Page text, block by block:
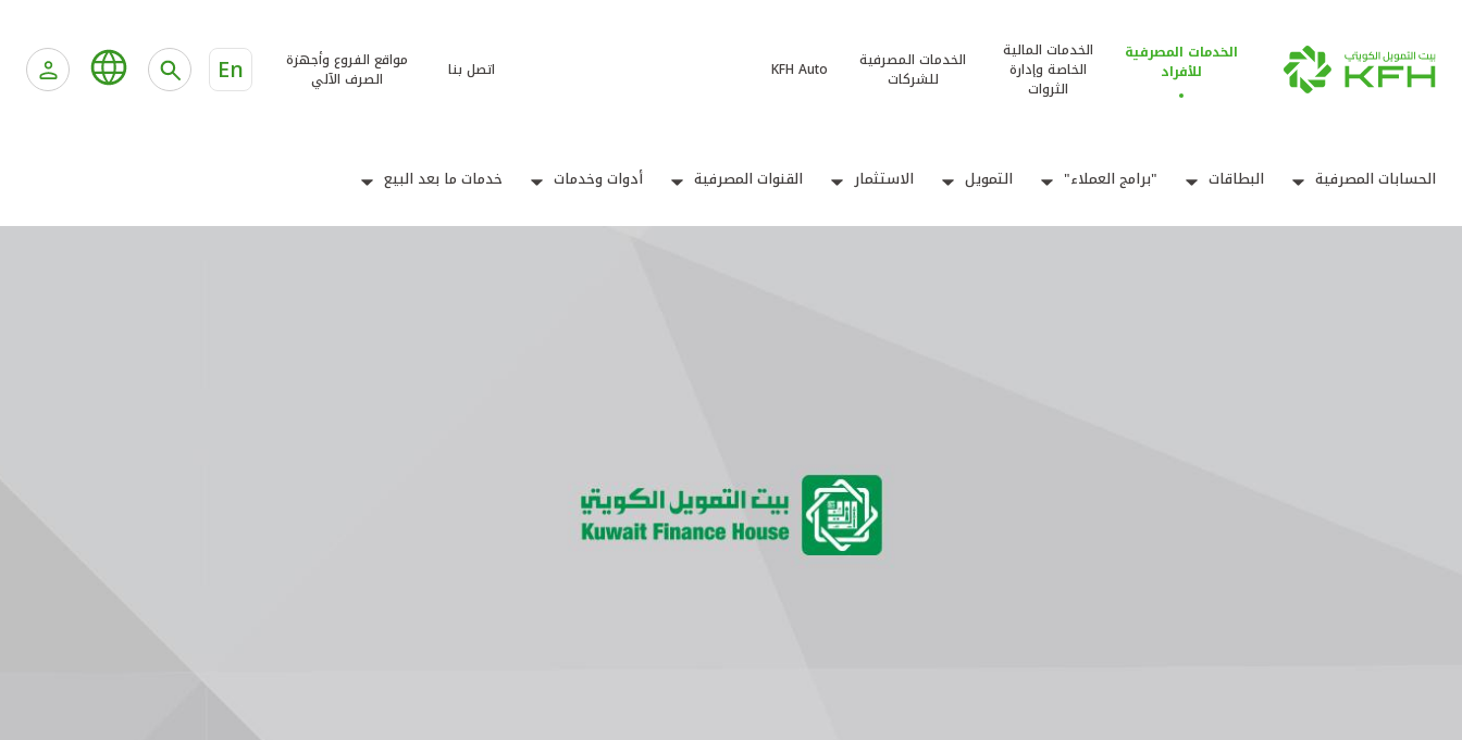
الخدمات المصرفية
للأفراد
الخدمات المالية
الخاصة وإدارة
الثروات
الخدمات المصرفية
للشركات
KFH Auto اتصل بنا
مواقع الفروع وأجهزة
الصرف الآلي
En
الحسابات المصرفية البطاقات "برامج العملاء" التمويل الاستثمار القنوات المصرفية أدوات وخدمات خدمات ما بعد البيع